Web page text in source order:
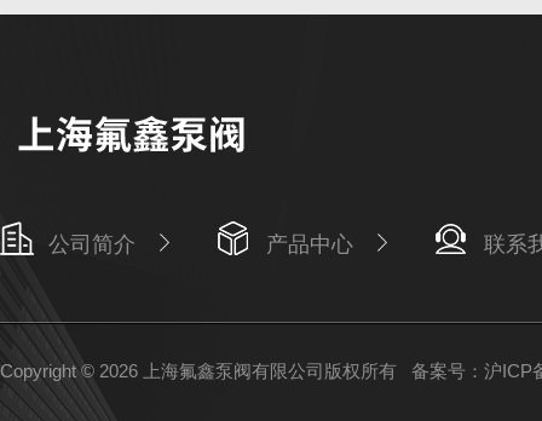
公司简介 产品中心 联系
Copyright © 2026 上海氟鑫泵阀有限公司版权所有 备案号：沪ICP